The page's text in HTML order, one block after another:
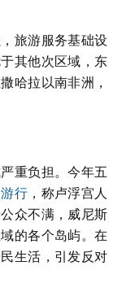
旅游服务基础设
其他次区域，东
哈拉以南非洲，
重负担。今年五
行 ，称卢浮宫人
众不满，威尼斯
的各个岛屿。在
生活，引发反对